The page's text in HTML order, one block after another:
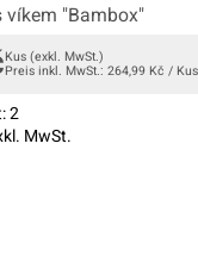
"Bambox"
Kus (exkl. MwSt.)
Preis inkl. MwSt.: 264,99 Kč / Kus
2
MwSt.